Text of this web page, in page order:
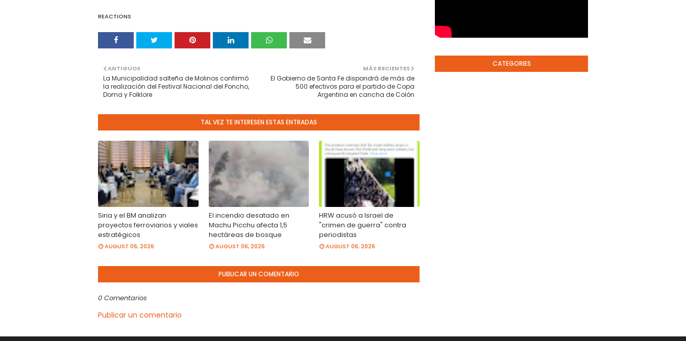
REACTIONS
MÁS RECIENTES
El Gobierno de Santa Fe dispondrá de más de
500 efectivos para el partido de Copa
Argentina en cancha de Colón
ANTIGUOS
La Municipalidad salteña de Molinos confirmó
la realización del Festival Nacional del Poncho,
Doma y Folklore
TAL VEZ TE INTERESEN ESTAS ENTRADAS
Siria y el BM analizan
proyectos ferroviarios y viales
estratégicos
AUGUST 06, 2026
El incendio desatado en
Machu Picchu afecta 1,5
hectáreas de bosque
AUGUST 06, 2026
HRW acusó a Israel de
"crimen de guerra" contra
periodistas
AUGUST 06, 2026
PUBLICAR UN COMENTARIO
0 Comentarios
Publicar un comentario
CATEGORIES